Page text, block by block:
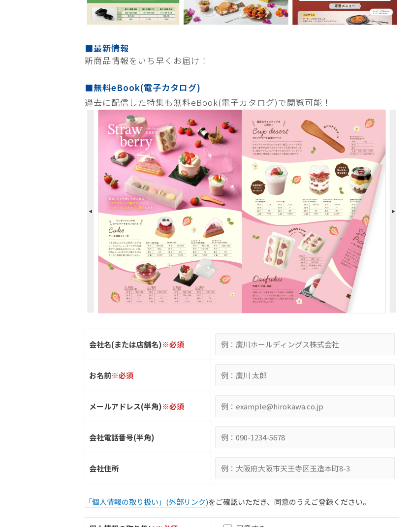
■最新情報
新商品情報をいち早くお届け！
■無料eBook(電子カタログ)
過去に配信した特集も無料eBook(電子カタログ)で閲覧可能！
会社名(または店舗名)※必須
お名前※必須
メールアドレス(半角)※必須
会社電話番号(半角)
会社住所
「個人情報の取り扱い」(外部リンク)をご確認いただき、同意のうえご登録ください。